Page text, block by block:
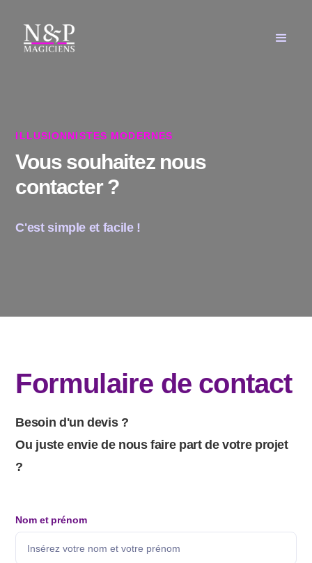
ILLUSIONNISTES MODERNES
Vous souhaitez nous
contacter ?
C'est simple et facile !
Formulaire de contact
Besoin d'un devis ?
Ou juste envie de nous faire part de votre projet
?
Nom et prénom